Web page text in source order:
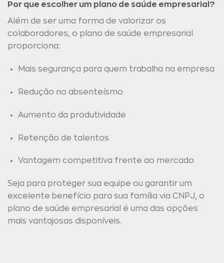
Por que escolher um plano de saúde empresarial?
Além de ser uma forma de valorizar os
colaboradores, o plano de saúde empresarial
proporciona:
Mais segurança para quem trabalha na empresa
Redução no absenteísmo
Aumento da produtividade
Retenção de talentos
Vantagem competitiva frente ao mercado
Seja para proteger sua equipe ou garantir um
excelente benefício para sua família via CNPJ, o
plano de saúde empresarial é uma das opções
mais vantajosas disponíveis.